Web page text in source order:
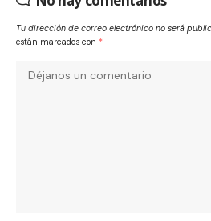
Tu dirección de correo electrónico no será
están marcados con *